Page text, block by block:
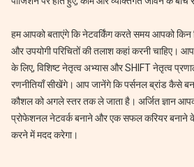
हम आपको बताएंगे कि नेटवर्किंग करते समय आपको किन
और उपयोगी परिचितों की तलाश कहां करनी चाहिए।
के लिए, विशिष्ट नेतृत्व अभ्यास और SHIFT नेतृत्व
रणनीतियाँ सीखेंगे। आप जानेंगे कि पर्सनल ब्रांड कैसे
कौशल को अगले स्तर तक ले जाता है। अर्जित ज्ञान
प्रोफेशनल नेटवर्क बनाने और एक सफल करियर बनाने
करने में मदद करेगा।